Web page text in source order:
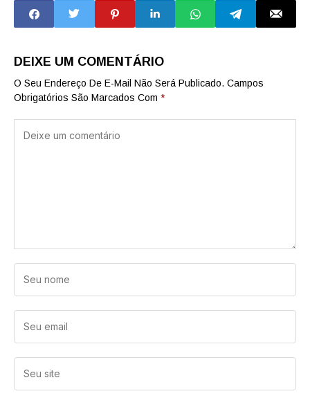
matemática são
maioria na rede
estadual de SP
DEIXE UM COMENTÁRIO
O Seu Endereço De E-Mail Não Será Publicado. Campos
Obrigatórios São Marcados Com *